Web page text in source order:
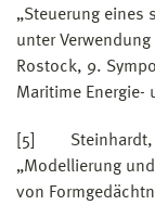
„Steuerung eines
unter
Rostock, 9.
Maritime Energie-
[5] Steinhardt,
„Modellierung
von